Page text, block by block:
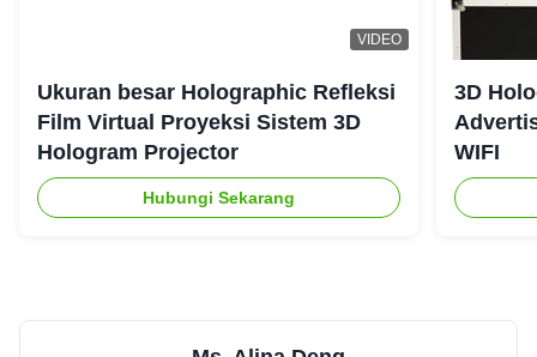
VIDEO
Ukuran besar Holographic Refleksi
Film Virtual Proyeksi Sistem 3D
Hologram Projector
Hubungi Sekarang
3D
WIFI